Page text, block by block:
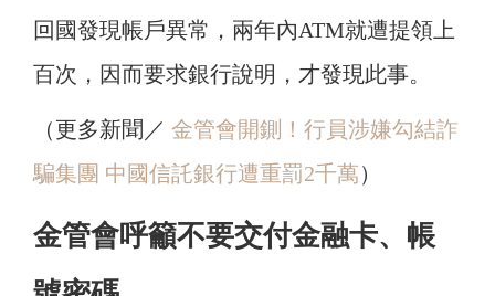
回國發現帳戶異常，兩年內ATM就遭提領上
百次，因而要求銀行說明，才發現此事。
（更多新聞／ 金管會開鍘！行員涉嫌勾結詐
騙集團 中國信託銀行遭重罰2千萬）
金管會呼籲不要交付金融卡、帳